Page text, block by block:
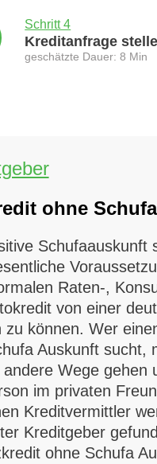
Schritt 4
Kreditanfrage
geschätzte Dauer: 8 Min
ohne
Schufaauskunft
Raten-,
von einer
zu können. Wer
Auskunft sucht,
Wege gehen
im privaten
Kreditvermittler
Kreditgeber
ohne Schufa